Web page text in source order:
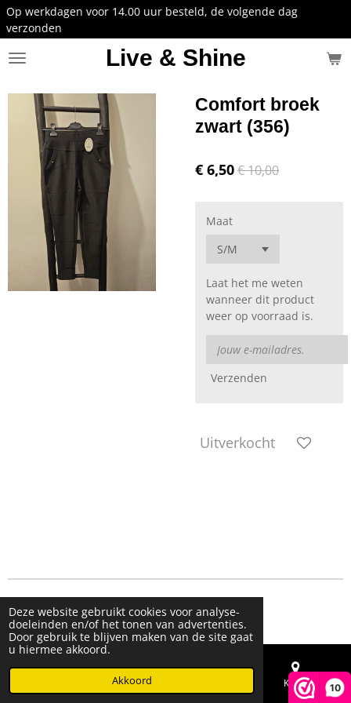
Deze website gebruikt cookies voor analyse-
doeleinden en/of het tonen van advertenties.
Door gebruik te blijven maken van de site gaat
u hiermee akkoord.
Akkoord
10
Ga
direct
de
Live & Shine
uur besteld, de volgende dag
Comfort broek
zwart (356)
€ 6,50€ 10,00
Maat
Laat het me weten
wanneer dit product
weer op voorraad is.
Verzenden
Uitverkocht
© 2023 - 2026 Live & Shine
Powered byJouwWeb
Telefoonnummer Kaart